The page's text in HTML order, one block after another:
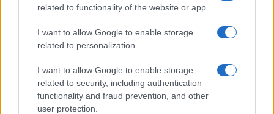
related to functionality of the website or app.
I want to allow Google to enable storage
related to personalization.
I want to allow Google to enable storage
related to security, including authentication
functionality and fraud prevention, and other
user protection.
Pieve Comics 2026: tutto ciò che devi sapere
sull’evento nerd di Perugia
Andrea Conforti · 6 Ago 2026